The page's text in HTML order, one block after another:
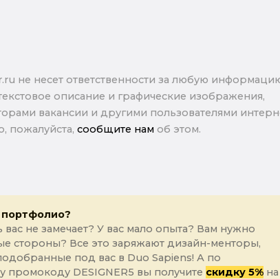
не несет ответственности за любую
описание и графические изображения,
вакансии и другими пользователями
пожалуйста, сообщите нам об этом.
портфолио?
вас не замечает? У вас мало опыта? Вам нужно
стороны? Все это заряжают дизайн-менторы,
под вас в Duo Sapiens! А по
промокоду DESIGNER5 вы получите скидку 5%на